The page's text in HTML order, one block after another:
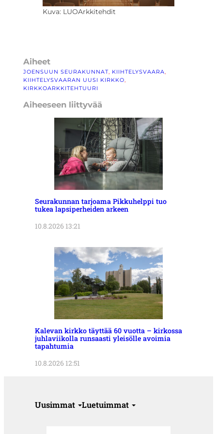
Kuva: LUOArkkitehdit
Aiheet
JOENSUUN SEURAKUNNAT KIIHTELYSVAARA
KIIHTELYSVAARAN UUSI KIRKKO
KIRKKOARKKITEHTUURI
Aiheeseen liittyvää
Seurakunnan tarjoama Pikkuhelppi tuo
tukea lapsiperheiden arkeen
10.8.2026 13:21
Kalevan kirkko täyttää 60 vuotta – kirkossa
juhlaviikolla runsaasti yleisölle avoimia
tapahtumia
10.8.2026 12:51
Uusimmat Luetuimmat